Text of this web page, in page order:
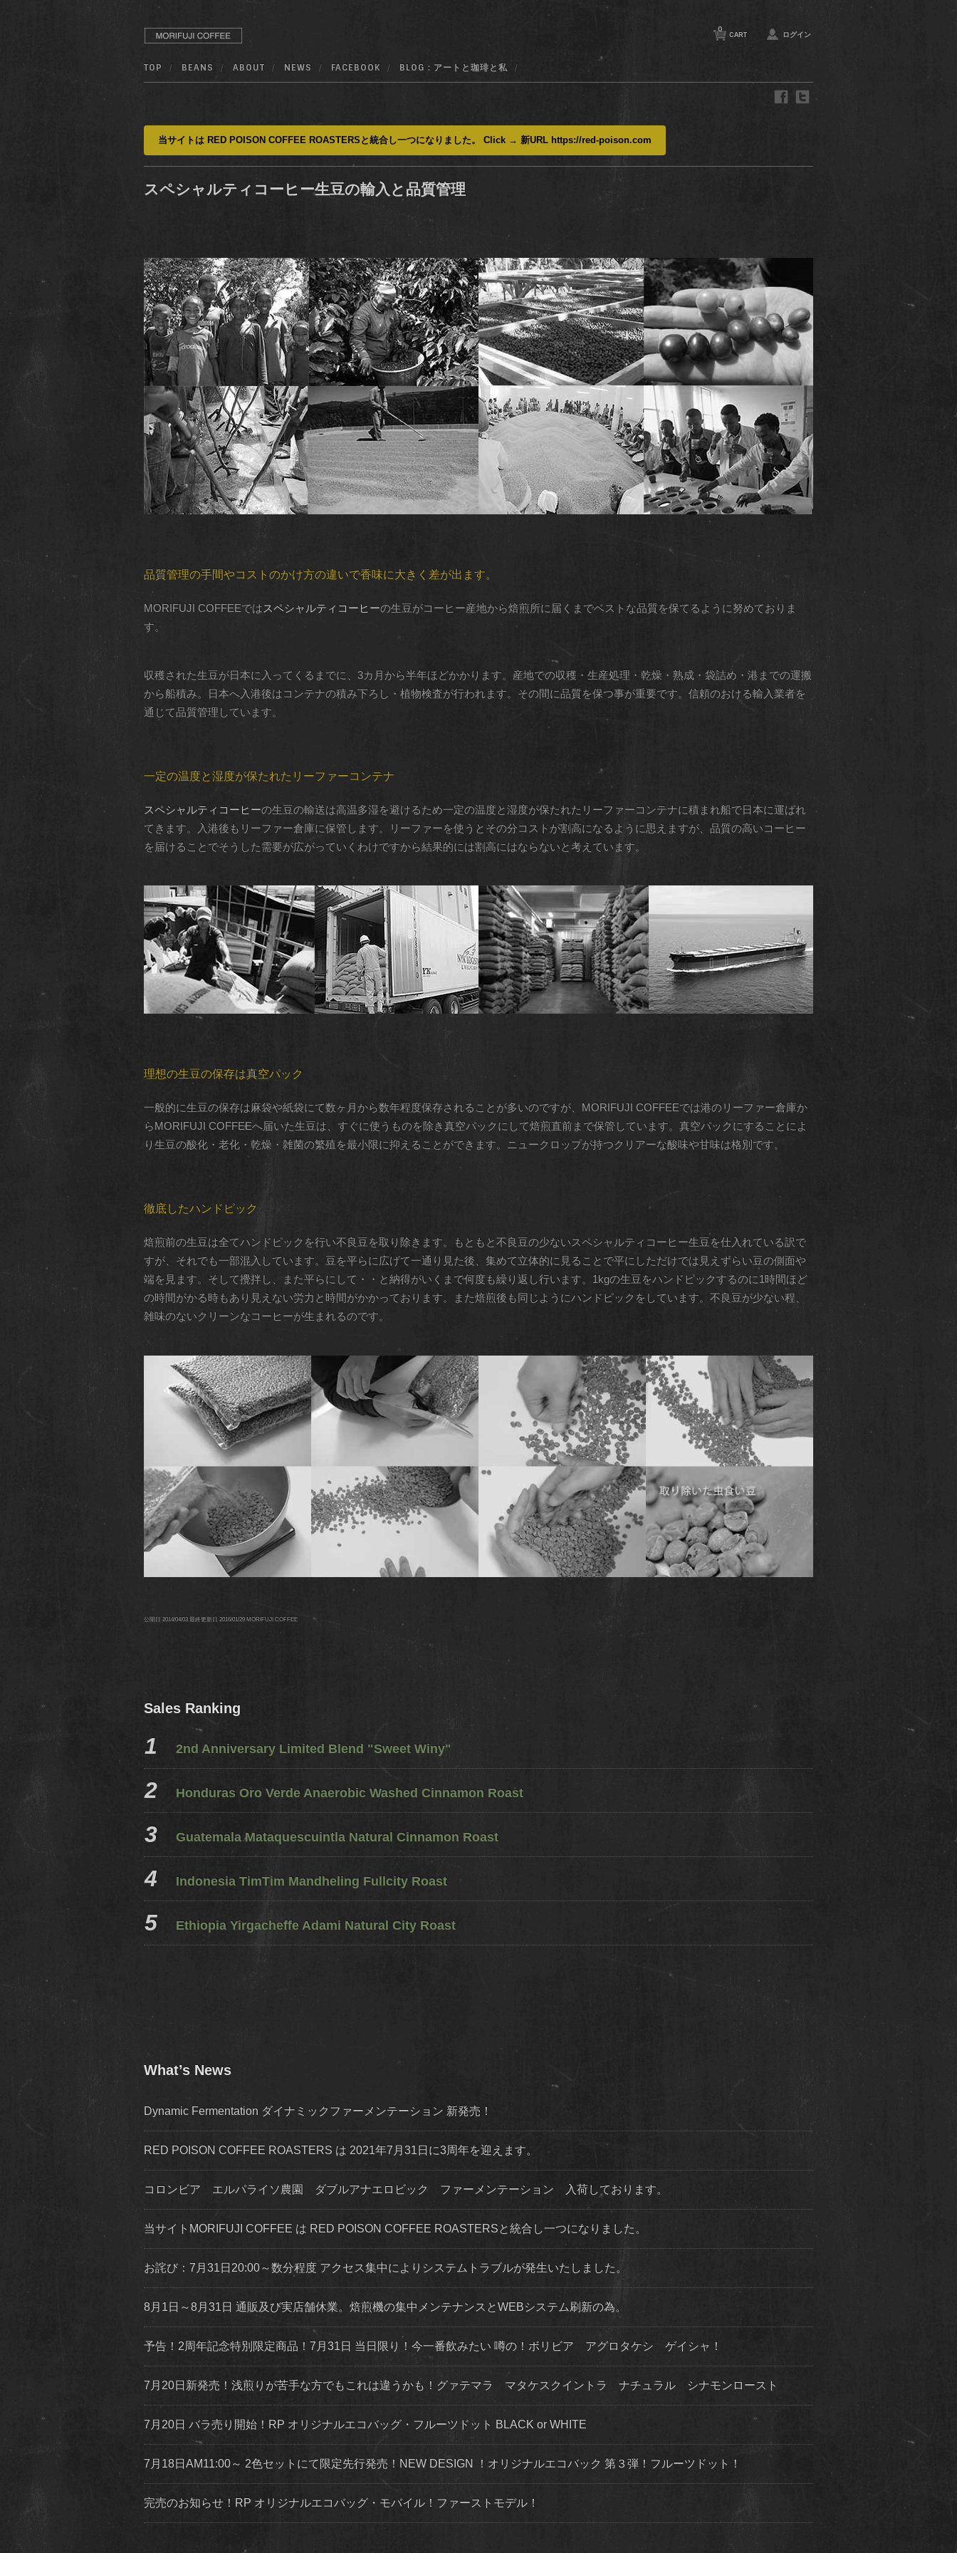
TOP BEANS ABOUT NEWS FACEBOOK BLOG : アートと珈琲と私
CART
0
ログイン
当サイトは RED POISON COFFEE ROASTERSと統合し一つになりました。 Click → 新URL https://red-poison.com
スペシャルティコーヒー生豆の輸入と品質管理
品質管理の手間やコストのかけ方の違いで香味に大きく差が出ます。
MORIFUJI COFFEEではスペシャルティコーヒーの生豆がコーヒー産地から焙煎所に届くまでベストな品質を保てるように努めておりま
す。
収穫された生豆が日本に入ってくるまでに、3カ月から半年ほどかかります。産地での収穫・生産処理・乾燥・熟成・袋詰め・港までの運搬
から船積み。日本へ入港後はコンテナの積み下ろし・植物検査が行われます。その間に品質を保つ事が重要です。信頼のおける輸入業者を
通じて品質管理しています。
一定の温度と湿度が保たれたリーファーコンテナ
スペシャルティコーヒーの生豆の輸送は高温多湿を避けるため一定の温度と湿度が保たれたリーファーコンテナに積まれ船で日本に運ばれ
てきます。入港後もリーファー倉庫に保管します。リーファーを使うとその分コストが割高になるように思えますが、品質の高いコーヒー
を届けることでそうした需要が広がっていくわけですから結果的には割高にはならないと考えています。
理想の生豆の保存は真空パック
一般的に生豆の保存は麻袋や紙袋にて数ヶ月から数年程度保存されることが多いのですが、MORIFUJI COFFEEでは港のリーファー倉庫か
らMORIFUJI COFFEEへ届いた生豆は、すぐに使うものを除き真空パックにして焙煎直前まで保管しています。真空パックにすることによ
り生豆の酸化・老化・乾燥・雑菌の繁殖を最小限に抑えることができます。ニュークロップが持つクリアーな酸味や甘味は格別です。
徹底したハンドピック
焙煎前の生豆は全てハンドピックを行い不良豆を取り除きます。もともと不良豆の少ないスペシャルティコーヒー生豆を仕入れている訳で
すが、それでも一部混入しています。豆を平らに広げて一通り見た後、集めて立体的に見ることで平にしただけでは見えずらい豆の側面や
端を見ます。そして攪拌し、また平らにして・・と納得がいくまで何度も繰り返し行います。1kgの生豆をハンドピックするのに1時間ほど
の時間がかる時もあり見えない労力と時間がかかっております。また焙煎後も同じようにハンドピックをしています。不良豆が少ない程、
雑味のないクリーンなコーヒーが生まれるのです。
公開日 2014/04/03 最終更新日 2016/01/29 MORIFUJI COFFEE
Sales Ranking
2nd Anniversary Limited Blend "Sweet Winy"
Honduras Oro Verde Anaerobic Washed Cinnamon Roast
Guatemala Mataquescuintla Natural Cinnamon Roast
Indonesia TimTim Mandheling Fullcity Roast
Ethiopia Yirgacheffe Adami Natural City Roast
What’s News
Dynamic Fermentation ダイナミックファーメンテーション 新発売！
RED POISON COFFEE ROASTERS は 2021年7月31日に3周年を迎えます。
コロンビア エルパライソ農園 ダブルアナエロビック ファーメンテーション 入荷しております。
当サイトMORIFUJI COFFEE は RED POISON COFFEE ROASTERSと統合し一つになりました。
お詫び：7月31日20:00～数分程度 アクセス集中によりシステムトラブルが発生いたしました。
8月1日～8月31日 通販及び実店舗休業。焙煎機の集中メンテナンスとWEBシステム刷新の為。
予告！2周年記念特別限定商品！7月31日 当日限り！今一番飲みたい 噂の！ボリビア アグロタケシ ゲイシャ！
7月20日新発売！浅煎りが苦手な方でもこれは違うかも！グァテマラ マタケスクイントラ ナチュラル シナモンロースト
7月20日 バラ売り開始！RP オリジナルエコバッグ・フルーツドット BLACK or WHITE
7月18日AM11:00～ 2色セットにて限定先行発売！NEW DESIGN ！オリジナルエコバック 第３弾！フルーツドット！
完売のお知らせ！RP オリジナルエコバッグ・モバイル！ファーストモデル！